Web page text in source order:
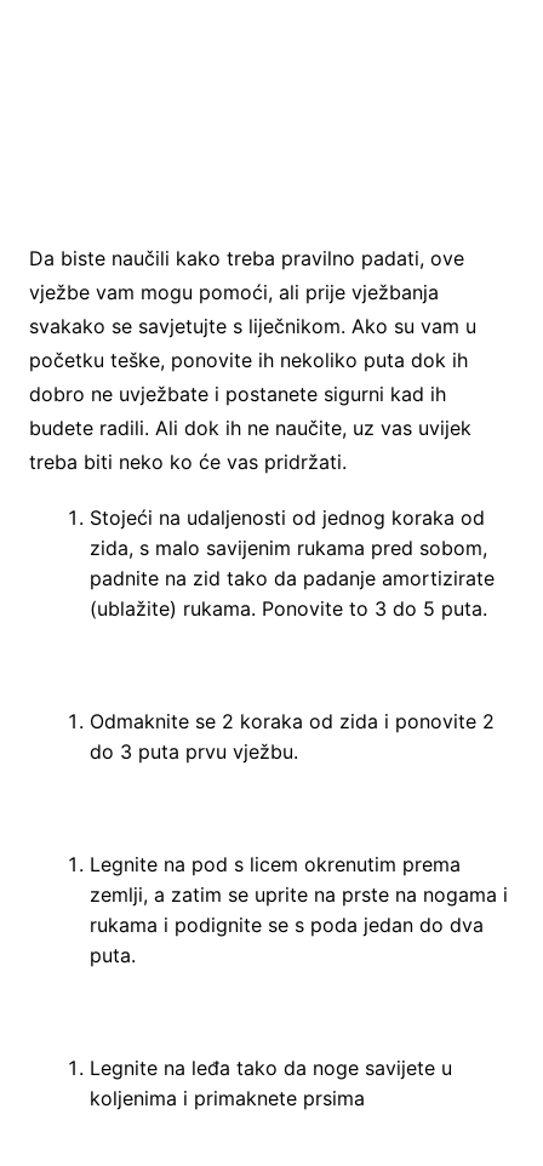
Da biste naučili kako treba pravilno padati, ove
vježbe vam mogu pomoći, ali prije vježbanja
svakako se savjetujte s liječnikom. Ako su vam u
početku teške, ponovite ih nekoliko puta dok ih
dobro ne uvježbate i postanete sigurni kad ih
budete radili. Ali dok ih ne naučite, uz vas uvijek
treba biti neko ko će vas pridržati.
Stojeći na udaljenosti od jednog koraka od
zida, s malo savijenim rukama pred sobom,
padnite na zid tako da padanje amortizirate
(ublažite) rukama. Ponovite to 3 do 5 puta.
Odmaknite se 2 koraka od zida i ponovite 2
do 3 puta prvu vježbu.
Legnite na pod s licem okrenutim prema
zemlji, a zatim se uprite na prste na nogama i
rukama i podignite se s poda jedan do dva
puta.
Legnite na leđa tako da noge savijete u
koljenima i primaknete prsima